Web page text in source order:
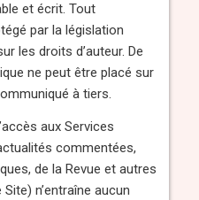
et écrit. Tout
par la législation
les droits d’auteur. De
ne peut être placé sur
à tiers.
aux Services
commentées,
de la Revue et autres
n’entraîne aucun